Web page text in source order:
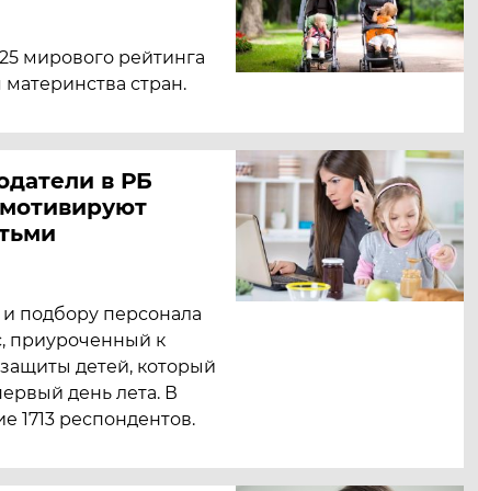
мирового рейтинга
стран.
в РБ
подбору персонала
приуроченный к
детей, который
день лета. В
1713 респондентов.